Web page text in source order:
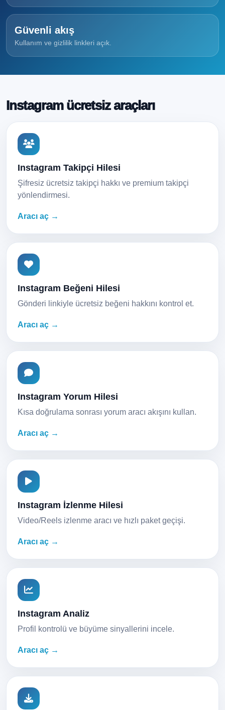
Güvenli akış
Kullanım ve gizlilik linkleri açık.
Instagram ücretsiz araçları
Instagram Takipçi Hilesi
Şifresiz ücretsiz takipçi hakkı ve premium takipçi
yönlendirmesi.
Aracı aç →
Instagram Beğeni Hilesi
Gönderi linkiyle ücretsiz beğeni hakkını kontrol et.
Aracı aç →
Instagram Yorum Hilesi
Kısa doğrulama sonrası yorum aracı akışını kullan.
Aracı aç →
Instagram İzlenme Hilesi
Video/Reels izlenme aracı ve hızlı paket geçişi.
Aracı aç →
Instagram Analiz
Profil kontrolü ve büyüme sinyallerini incele.
Aracı aç →